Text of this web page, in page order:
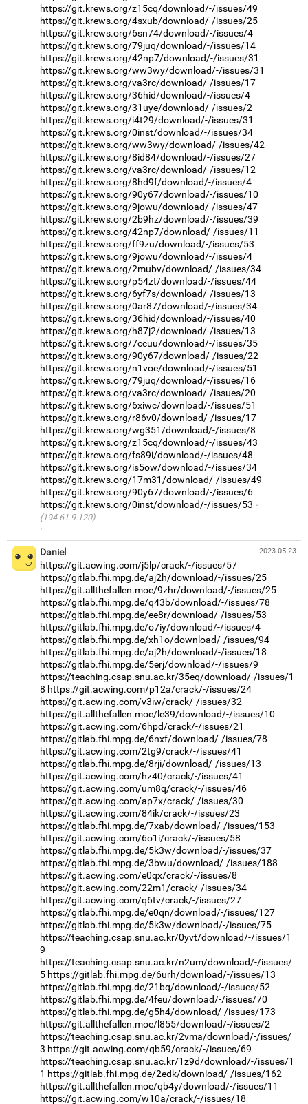
https://git.krews.org/z15cq/download/-/issues/49
https://git.krews.org/4sxub/download/-/issues/25
https://git.krews.org/6sn74/download/-/issues/4
https://git.krews.org/79juq/download/-/issues/14
https://git.krews.org/42np7/download/-/issues/31
https://git.krews.org/ww3wy/download/-/issues/31
https://git.krews.org/va3rc/download/-/issues/17
https://git.krews.org/36hid/download/-/issues/4
https://git.krews.org/31uye/download/-/issues/2
https://git.krews.org/i4t29/download/-/issues/31
https://git.krews.org/0inst/download/-/issues/34
https://git.krews.org/ww3wy/download/-/issues/42
https://git.krews.org/8id84/download/-/issues/27
https://git.krews.org/va3rc/download/-/issues/12
https://git.krews.org/8hd9f/download/-/issues/4
https://git.krews.org/90y67/download/-/issues/10
https://git.krews.org/9jowu/download/-/issues/47
https://git.krews.org/2b9hz/download/-/issues/39
https://git.krews.org/42np7/download/-/issues/11
https://git.krews.org/ff9zu/download/-/issues/53
https://git.krews.org/9jowu/download/-/issues/4
https://git.krews.org/2mubv/download/-/issues/34
https://git.krews.org/p54zt/download/-/issues/44
https://git.krews.org/6yf7s/download/-/issues/13
https://git.krews.org/0ar87/download/-/issues/34
https://git.krews.org/36hid/download/-/issues/40
https://git.krews.org/h87j2/download/-/issues/13
https://git.krews.org/7ccuu/download/-/issues/35
https://git.krews.org/90y67/download/-/issues/22
https://git.krews.org/n1voe/download/-/issues/51
https://git.krews.org/79juq/download/-/issues/16
https://git.krews.org/va3rc/download/-/issues/20
https://git.krews.org/6xiwc/download/-/issues/51
https://git.krews.org/r86v0/download/-/issues/17
https://git.krews.org/wg351/download/-/issues/8
https://git.krews.org/z15cq/download/-/issues/43
https://git.krews.org/fs89i/download/-/issues/48
https://git.krews.org/is5ow/download/-/issues/34
https://git.krews.org/17m31/download/-/issues/49
https://git.krews.org/90y67/download/-/issues/6
https://git.krews.org/0inst/download/-/issues/53
(194.61.9.120)
·
2023-05-23
Daniel
https://git.acwing.com/j5lp/crack/-/issues/57
https://gitlab.fhi.mpg.de/aj2h/download/-/issues/25
https://git.allthefallen.moe/9zhr/download/-/issues/25
https://gitlab.fhi.mpg.de/q43b/download/-/issues/78
https://gitlab.fhi.mpg.de/ee8r/download/-/issues/53
https://gitlab.fhi.mpg.de/o7iy/download/-/issues/4
https://gitlab.fhi.mpg.de/xh1o/download/-/issues/94
https://gitlab.fhi.mpg.de/aj2h/download/-/issues/18
https://gitlab.fhi.mpg.de/5erj/download/-/issues/9
https://teaching.csap.snu.ac.kr/35eq/download/-/issues/1
8 https://git.acwing.com/p12a/crack/-/issues/24
https://git.acwing.com/v3iw/crack/-/issues/32
https://git.allthefallen.moe/le39/download/-/issues/10
https://git.acwing.com/6hpd/crack/-/issues/21
https://gitlab.fhi.mpg.de/6nxf/download/-/issues/78
https://git.acwing.com/2tg9/crack/-/issues/41
https://gitlab.fhi.mpg.de/8rji/download/-/issues/13
https://git.acwing.com/hz40/crack/-/issues/41
https://git.acwing.com/um8q/crack/-/issues/46
https://git.acwing.com/ap7x/crack/-/issues/30
https://git.acwing.com/84ik/crack/-/issues/23
https://gitlab.fhi.mpg.de/7xab/download/-/issues/153
https://git.acwing.com/6o1i/crack/-/issues/58
https://gitlab.fhi.mpg.de/5k3w/download/-/issues/37
https://gitlab.fhi.mpg.de/3bwu/download/-/issues/188
https://git.acwing.com/e0qx/crack/-/issues/8
https://git.acwing.com/22m1/crack/-/issues/34
https://git.acwing.com/q6tv/crack/-/issues/27
https://gitlab.fhi.mpg.de/e0qn/download/-/issues/127
https://gitlab.fhi.mpg.de/5k3w/download/-/issues/75
https://teaching.csap.snu.ac.kr/0yvt/download/-/issues/1
9
https://teaching.csap.snu.ac.kr/n2um/download/-/issues/
5 https://gitlab.fhi.mpg.de/6urh/download/-/issues/13
https://gitlab.fhi.mpg.de/21bq/download/-/issues/52
https://gitlab.fhi.mpg.de/4feu/download/-/issues/70
https://gitlab.fhi.mpg.de/g5h4/download/-/issues/173
https://git.allthefallen.moe/l855/download/-/issues/2
https://teaching.csap.snu.ac.kr/2vma/download/-/issues/
3 https://git.acwing.com/qb59/crack/-/issues/69
https://teaching.csap.snu.ac.kr/1z9d/download/-/issues/1
1 https://gitlab.fhi.mpg.de/2edk/download/-/issues/162
https://git.allthefallen.moe/qb4y/download/-/issues/11
https://git.acwing.com/w10a/crack/-/issues/18